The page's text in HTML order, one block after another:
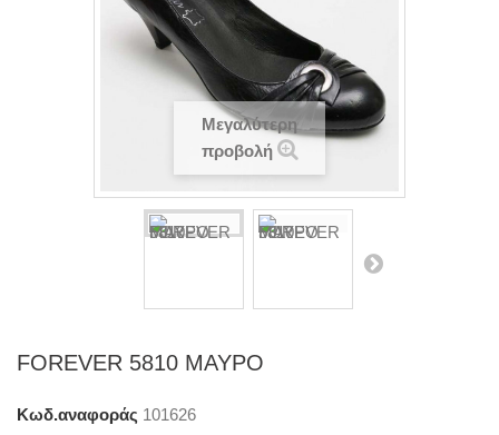
Μεγαλύτερη
προβολή
FOREVER 5810 ΜΑΥΡΟ
Κωδ.αναφοράς 101626